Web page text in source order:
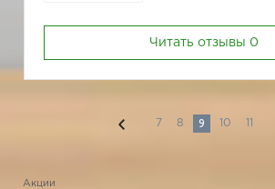
Читать отзывы 0
7 8 9 10 11
Акции